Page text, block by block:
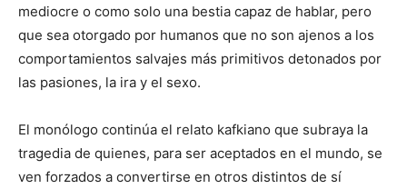
mediocre o como solo una bestia capaz de hablar, pero
que sea otorgado por humanos que no son ajenos a los
comportamientos salvajes más primitivos detonados por
las pasiones, la ira y el sexo.
El monólogo continúa el relato kafkiano que subraya la
tragedia de quienes, para ser aceptados en el mundo, se
ven forzados a convertirse en otros distintos de sí